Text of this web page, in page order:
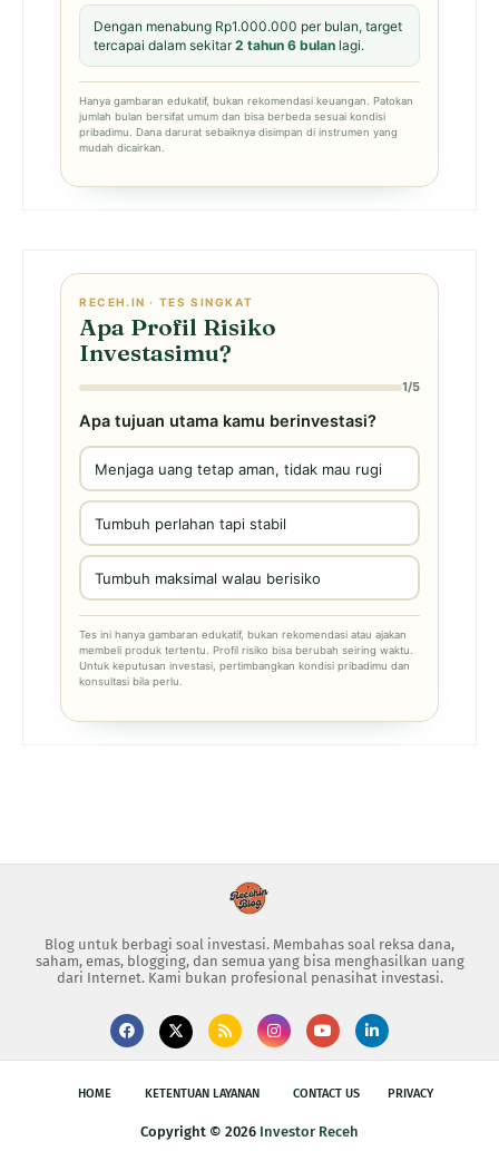
Dengan menabung Rp1.000.000 per bulan, target
tercapai dalam sekitar2 tahun 6 bulan lagi.
Hanya gambaran edukatif, bukan rekomendasi keuangan. Patokan
jumlah bulan bersifat umum dan bisa berbeda sesuai kondisi
pribadimu. Dana darurat sebaiknya disimpan di instrumen yang
mudah dicairkan.
RECEH.IN · TES SINGKAT
Apa Profil Risiko
Investasimu?
1/5
Apa tujuan utama kamu berinvestasi?
Menjaga uang tetap aman, tidak mau rugi
Tumbuh perlahan tapi stabil
Tumbuh maksimal walau berisiko
Tes ini hanya gambaran edukatif, bukan rekomendasi atau ajakan
membeli produk tertentu. Profil risiko bisa berubah seiring waktu.
Untuk keputusan investasi, pertimbangkan kondisi pribadimu dan
konsultasi bila perlu.
Blog untuk berbagi soal investasi. Membahas soal reksa dana,
saham, emas, blogging, dan semua yang bisa menghasilkan uang
dari Internet. Kami bukan profesional penasihat investasi.
HOME KETENTUAN LAYANAN CONTACT US PRIVACY
Copyright © 2026 Investor Receh